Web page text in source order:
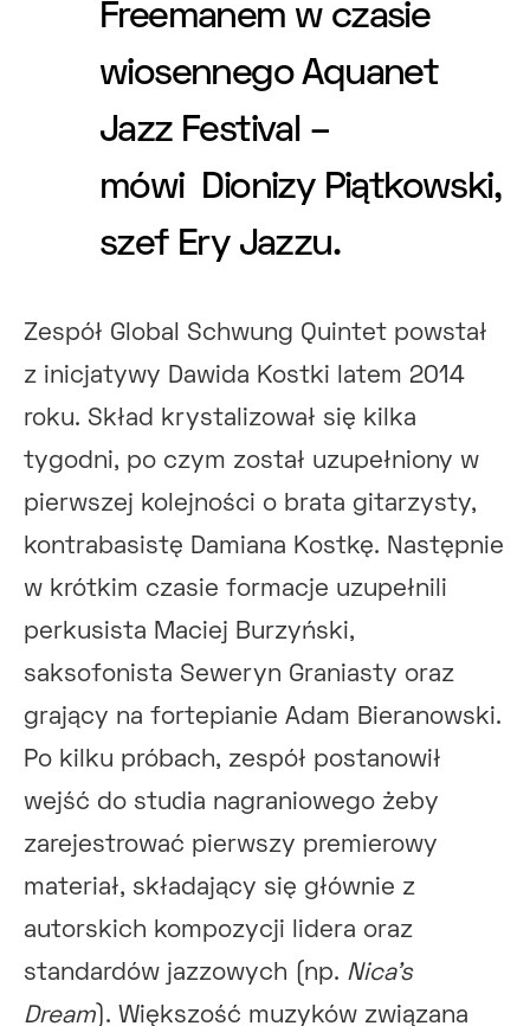
Freemanem w czasie
wiosennego Aquanet
Jazz Festival –
mówi Dionizy Piątkowski,
szef Ery Jazzu.
Zespół Global Schwung Quintet powstał
z inicjatywy Dawida Kostki latem 2014
roku. Skład krystalizował się kilka
tygodni, po czym został uzupełniony w
pierwszej kolejności o brata gitarzysty,
kontrabasistę Damiana Kostkę. Następnie
w krótkim czasie formacje uzupełnili
perkusista Maciej Burzyński,
saksofonista Seweryn Graniasty oraz
grający na fortepianie Adam Bieranowski.
Po kilku próbach, zespół postanowił
wejść do studia nagraniowego żeby
zarejestrować pierwszy premierowy
materiał, składający się głównie z
autorskich kompozycji lidera oraz
standardów jazzowych (np. Nica’s
Dream ). Większość muzyków związana